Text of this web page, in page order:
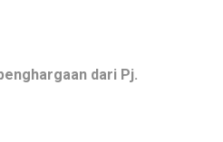
dari Pj.